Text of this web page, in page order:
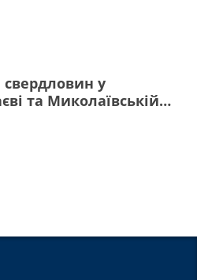
свердловин у
та Миколаївській